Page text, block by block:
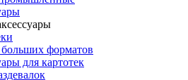
форматов
для картотек